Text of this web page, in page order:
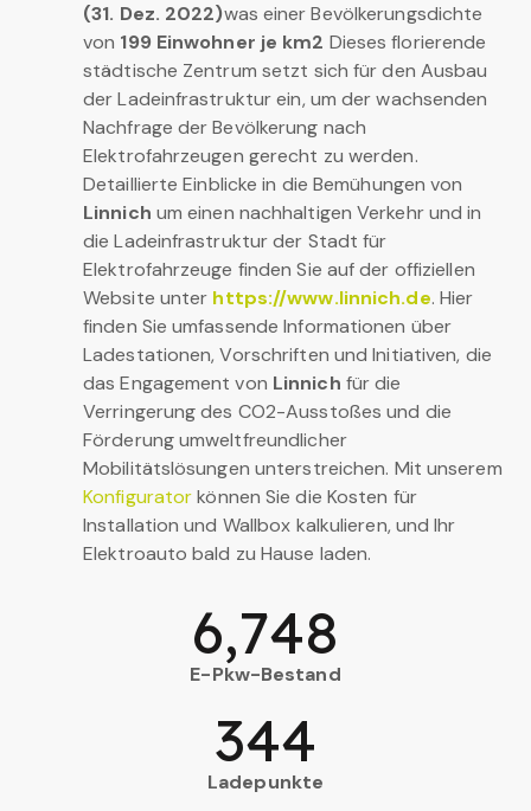
(31. Dez. 2022)was einer Bevölkerungsdichte
von 199 Einwohner je km2 Dieses florierende
städtische Zentrum setzt sich für den Ausbau
der Ladeinfrastruktur ein, um der wachsenden
Nachfrage der Bevölkerung nach
Elektrofahrzeugen gerecht zu werden.
Detaillierte Einblicke in die Bemühungen von
Linnich um einen nachhaltigen Verkehr und in
die Ladeinfrastruktur der Stadt für
Elektrofahrzeuge finden Sie auf der offiziellen
Website unter https://www.linnich.de. Hier
finden Sie umfassende Informationen über
Ladestationen, Vorschriften und Initiativen, die
das Engagement von Linnich für die
Verringerung des CO2-Ausstoßes und die
Förderung umweltfreundlicher
Mobilitätslösungen unterstreichen. Mit unserem
Konfiguratorkönnen Sie die Kosten für
Installation und Wallbox kalkulieren, und Ihr
Elektroauto bald zu Hause laden.
E-Pkw-Bestand
6,748
Ladepunkte
344